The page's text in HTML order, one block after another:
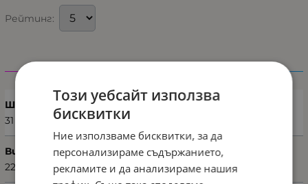
Рейтинг:
Ширина (см)
31
Височина (см)
22
Този уебсайт използва
бисквитки
Ние използваме бисквитки, за да
персонализираме съдържанието,
рекламите и да анализираме нашия